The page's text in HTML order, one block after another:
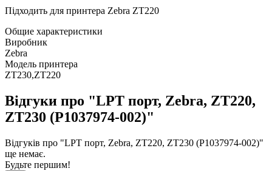
Підходить для принтера Zebra ZT220
Общие характеристики
Виробник
Zebra
Модель принтера
ZT230,ZT220
Відгуки про "LPT порт, Zebra, ZT220,
ZT230 (P1037974-002)"
Відгуків про "LPT порт, Zebra, ZT220, ZT230 (P1037974-002)"
ще немає.
Будьте першим!